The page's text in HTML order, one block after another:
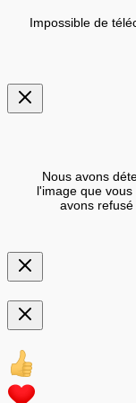
Impossible de
Nous avons
l'image que
avons